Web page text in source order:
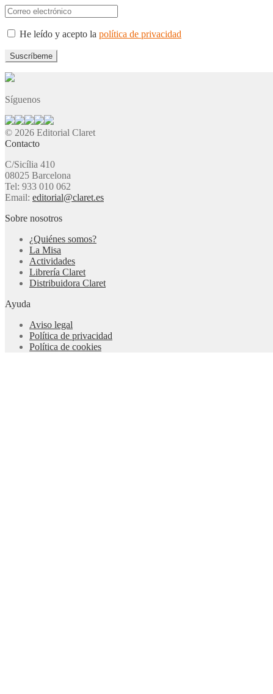
He leído y acepto la política de privacidad
Síguenos
© 2026 Editorial Claret
Contacto
C/Sicília 410
08025 Barcelona
Tel: 933 010 062
Email: editorial@claret.es
Sobre nosotros
¿Quiénes somos?
La Misa
Actividades
Librería Claret
Distribuidora Claret
Ayuda
Aviso legal
Política de privacidad
Política de cookies